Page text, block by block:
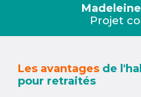
Projet
Les avantages de
pour retraités